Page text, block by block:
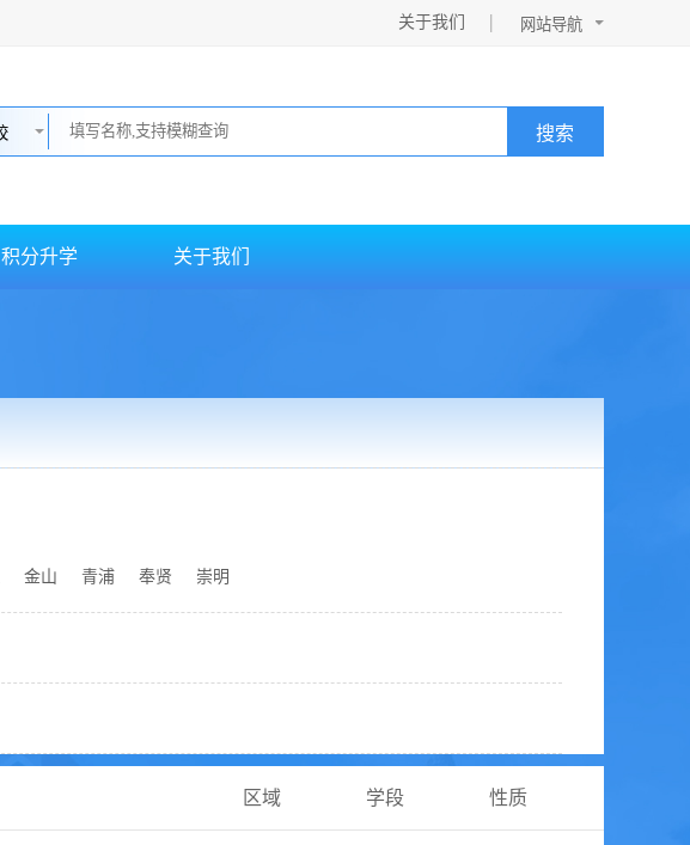
关于我们
搜索
积分升学 关于我们
金山 青浦 奉贤 崇明
区域 学段 性质